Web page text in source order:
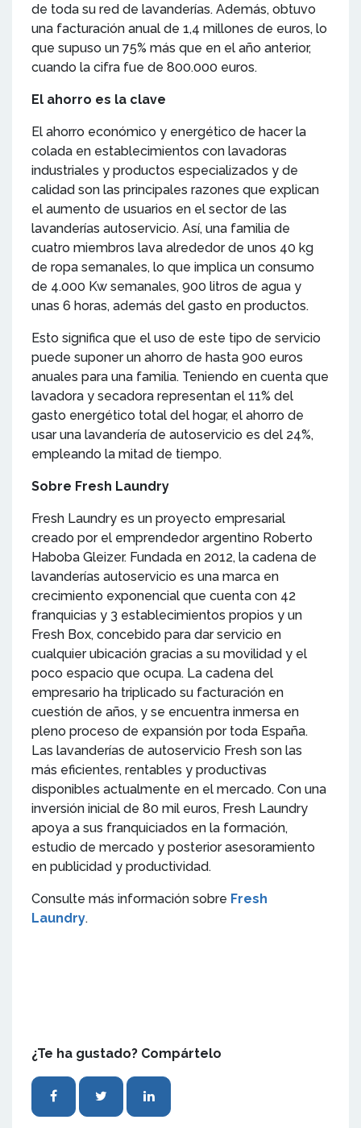
de toda su red de lavanderías. Además, obtuvo
una facturación anual de 1,4 millones de euros, lo
que supuso un 75% más que en el año anterior,
cuando la cifra fue de 800.000 euros.
El ahorro es la clave
El ahorro económico y energético de hacer la
colada en establecimientos con lavadoras
industriales y productos especializados y de
calidad son las principales razones que explican
el aumento de usuarios en el sector de las
lavanderías autoservicio. Así, una familia de
cuatro miembros lava alrededor de unos 40 kg
de ropa semanales, lo que implica un consumo
de 4.000 Kw semanales, 900 litros de agua y
unas 6 horas, además del gasto en productos.
Esto significa que el uso de este tipo de servicio
puede suponer un ahorro de hasta 900 euros
anuales para una familia. Teniendo en cuenta que
lavadora y secadora representan el 11% del
gasto energético total del hogar, el ahorro de
usar una lavandería de autoservicio es del 24%,
empleando la mitad de tiempo.
Sobre Fresh Laundry
Fresh Laundry es un proyecto empresarial
creado por el emprendedor argentino Roberto
Haboba Gleizer. Fundada en 2012, la cadena de
lavanderías autoservicio es una marca en
crecimiento exponencial que cuenta con 42
franquicias y 3 establecimientos propios y un
Fresh Box, concebido para dar servicio en
cualquier ubicación gracias a su movilidad y el
poco espacio que ocupa. La cadena del
empresario ha triplicado su facturación en
cuestión de años, y se encuentra inmersa en
pleno proceso de expansión por toda España.
Las lavanderías de autoservicio Fresh son las
más eficientes, rentables y productivas
disponibles actualmente en el mercado. Con una
inversión inicial de 80 mil euros, Fresh Laundry
apoya a sus franquiciados en la formación,
estudio de mercado y posterior asesoramiento
en publicidad y productividad.
Consulte más información sobre Fresh
Laundry.
¿Te ha gustado? Compártelo